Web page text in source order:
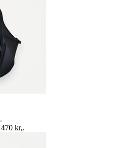
.
470 kr,.